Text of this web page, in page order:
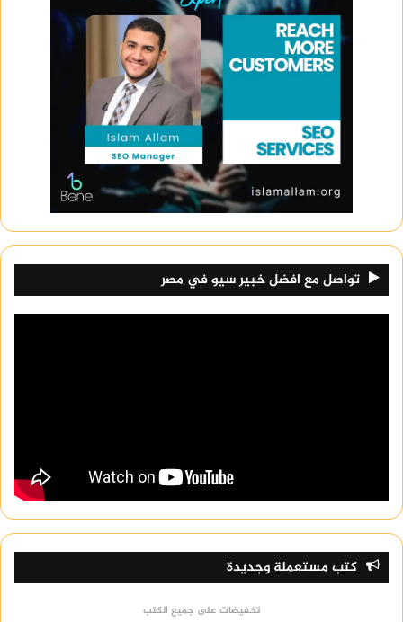
تواصل مع افضل خبير سيو في مصر
كتب مستعملة وجديدة
تخفيضات على جميع الكتب